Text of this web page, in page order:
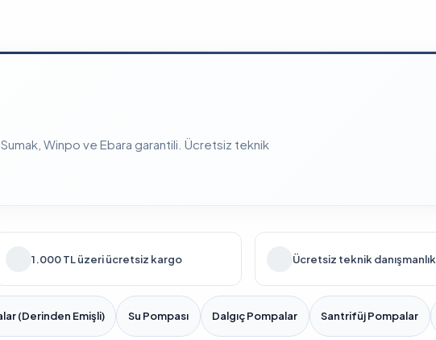
Winpo ve Ebara garantili. Ücretsiz teknik
1.000 TL üzeri ücretsiz kargo Ücretsiz teknik danışmanlık
(Derinden Emişli) Su Pompası Dalgıç Pompalar Santrifüj Pompalar